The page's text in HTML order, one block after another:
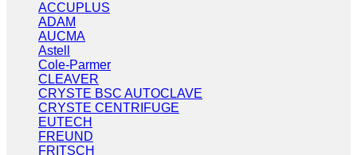
ACCUPLUS
ADAM
AUCMA
Astell
Cole-Parmer
CLEAVER
CRYSTE BSC AUTOCLAVE
CRYSTE CENTRIFUGE
EUTECH
FREUND
FRITSCH